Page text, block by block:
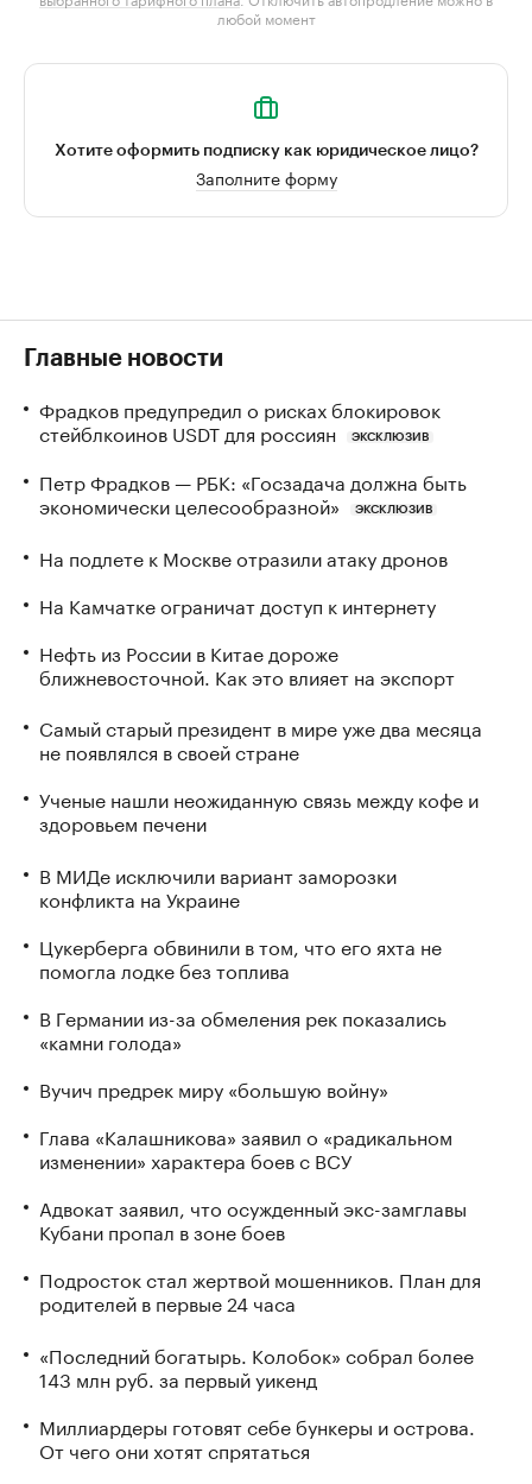
любой момент
Хотите оформить подписку как юридическое лицо?
Заполните форму
Главные новости
Фрадков предупредил о рисках блокировок
стейблкоинов USDT для россиян
ЭКСКЛЮЗИВ
Петр Фрадков — РБК: «Госзадача должна быть
экономически целесообразной»
ЭКСКЛЮЗИВ
На подлете к Москве отразили атаку дронов
На Камчатке ограничат доступ к интернету
Нефть из России в Китае дороже
ближневосточной. Как это влияет на экспорт
Самый старый президент в мире уже два месяца
не появлялся в своей стране
Ученые нашли неожиданную связь между кофе и
здоровьем печени
В МИДе исключили вариант заморозки
конфликта на Украине
Цукерберга обвинили в том, что его яхта не
помогла лодке без топлива
В Германии из-за обмеления рек показались
«камни голода»
Вучич предрек миру «большую войну»
Глава «Калашникова» заявил о «радикальном
изменении» характера боев с ВСУ
Адвокат заявил, что осужденный экс-замглавы
Кубани пропал в зоне боев
Подросток стал жертвой мошенников. План для
родителей в первые 24 часа
«Последний богатырь. Колобок» собрал более
143 млн руб. за первый уикенд
Миллиардеры готовят себе бункеры и острова.
От чего они хотят спрятаться